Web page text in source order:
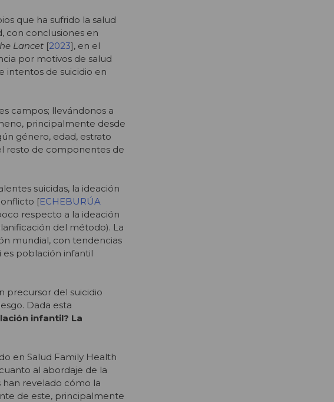
que ha sufrido la salud
con conclusiones en
Lancet [2023], en el
por motivos de salud
intentos de suicidio en
campos; llevándonos a
principalmente desde
género, edad, estrato
resto de componentes de
suicidas, la ideación
[ECHEBURÚA
respecto a la ideación
del método). La
mundial, con tendencias
población infantil
precursor del suicidio
Dada esta
infantil? La
en Salud Family Health
al abordaje de la
han revelado cómo la
de este, principalmente